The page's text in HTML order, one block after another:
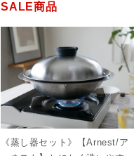
SALE商品
《蒸し器セット》【Arnest/ア